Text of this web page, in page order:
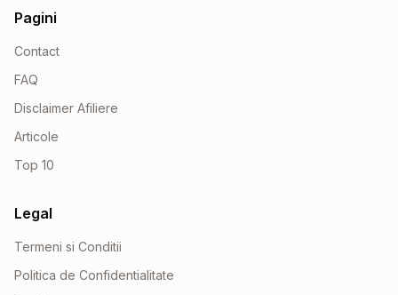
Pagini
Contact
FAQ
Disclaimer Afiliere
Articole
Top 10
Legal
Termeni si Conditii
Politica de Confidentialitate